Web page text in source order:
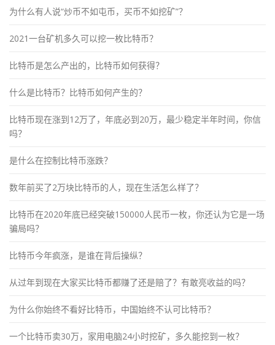
为什么有人说“炒币不如屯币，买币不如挖矿”？
2021一台矿机多久可以挖一枚比特币？
比特币是怎么产出的，比特币如何获得？
什么是比特币？比特币如何产生的？
比特币现在涨到12万了，年底必到20万，最少稳定半年时间，你信
吗？
是什么在控制比特币涨跌？
数年前买了2万块比特币的人，现在生活怎么样了？
比特币在2020年底已经突破150000人民币一枚，你还认为它是一场
骗局吗？
比特币今年疯涨，是谁在背后操纵？
从过年到现在大家买比特币都赚了还是赔了？有敢亮收益的吗？
为什么你始终不看好比特币，中国始终不认可比特币？
一个比特币卖30万，家用电脑24小时挖矿，多久能挖到一枚？